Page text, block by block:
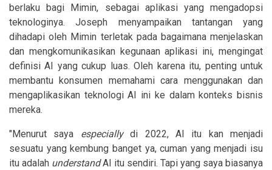
berlaku bagi Mimin, sebagai aplikasi yang mengadopsi
teknologinya. Joseph menyampaikan tantangan yang
dihadapi oleh Mimin terletak pada bagaimana menjelaskan
dan mengkomunikasikan kegunaan aplikasi ini, mengingat
definisi AI yang cukup luas. Oleh karena itu, penting untuk
membantu konsumen memahami cara menggunakan dan
mengaplikasikan teknologi AI ini ke dalam konteks bisnis
mereka.
"Menurut saya especiallydi 2022, AI itu kan menjadi
sesuatu yang kembung banget ya, cuman yang menjadi isu
itu adalah understandAI itu sendiri. Tapi yang saya biasanya